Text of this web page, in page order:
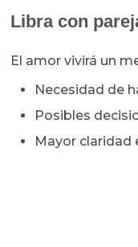
Libra con
El amor vivirá un
Necesidad de
Posibles
Mayor claridad